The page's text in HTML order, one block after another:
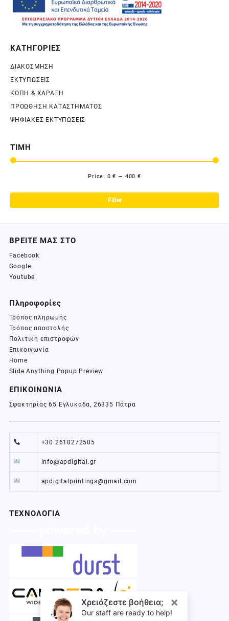
ΚΑΤΗΓΟΡΙΕΣ
ΔΙΑΚΟΣΜΗΣΗ
ΕΚΤΥΠΩΣΕΙΣ
ΚΟΠΗ & ΧΑΡΑΞΗ
ΠΡΟΩΘΗΣΗ ΚΑΤΑΣΤΗΜΑΤΟΣ
ΨΗΦΙΑΚΕΣ ΕΚΤΥΠΩΣΕΙΣ
ΤΙΜΗ
Filter
Price: 0 € — 400 €
ΒΡΕΙΤΕ ΜΑΣ ΣΤΟ
Facebook
Google
Youtube
Πληροφορίες
Τρόπος πληρωμής
Τρόπος αποστολής
Πολιτική επιστροφών
Επικοινωνία
Home
Slide Anything Popup Preview
ΕΠΙΚΟΙΝΩΝΙΑ
Σφακτηρίας 65 Εγλυκαδα, 26335 Πάτρα
+30 2610272505
info@apdigital.gr
apdigitalprintings@gmail.com
ΤΕΧΝΟΛΟΓΙΑ